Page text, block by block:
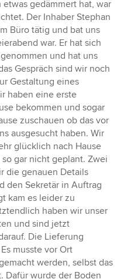
gedämmert hat, war
Der Inhaber Stephan
Büro tätig und bat uns
war. Er hat sich
und hat uns
Gespräch sind wir noch
Gestaltung eines
haben eine erste
bekommen und sogar
zuschauen ob das vor
ausgesucht haben. Wir
glücklich nach Hause
gar nicht geplant. Zwei
die genauen Details
den Sekretär in Auftrag
kam es leider zu
haben wir unser
und sind jetzt
Die Lieferung
musste vor Ort
werden, selbst das
Dafür wurde der Boden